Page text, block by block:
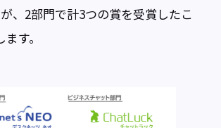
、2部門で計3つの賞を受賞したこ
す。